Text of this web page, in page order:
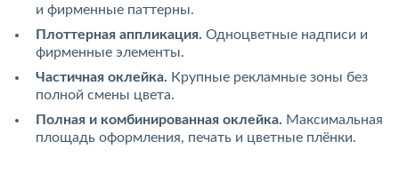
и фирменные паттерны.
Плоттерная аппликация. Одноцветные надписи и
фирменные элементы.
Частичная оклейка. Крупные рекламные зоны без
полной смены цвета.
Полная и комбинированная оклейка. Максимальная
площадь оформления, печать и цветные плёнки.